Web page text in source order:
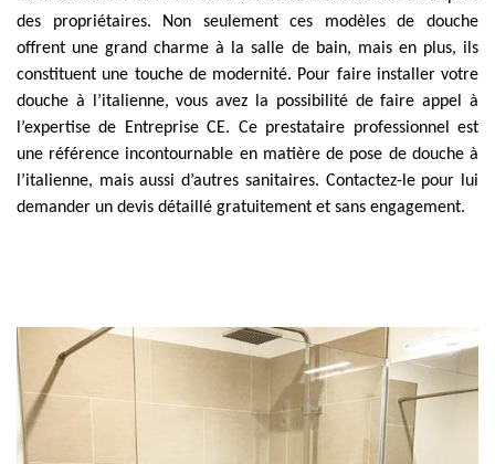
des propriétaires. Non seulement ces modèles de douche
offrent une grand charme à la salle de bain, mais en plus, ils
constituent une touche de modernité. Pour faire installer votre
douche à l’italienne, vous avez la possibilité de faire appel à
l’expertise de Entreprise CE. Ce prestataire professionnel est
une référence incontournable en matière de pose de douche à
l’italienne, mais aussi d’autres sanitaires. Contactez-le pour lui
demander un devis détaillé gratuitement et sans engagement.